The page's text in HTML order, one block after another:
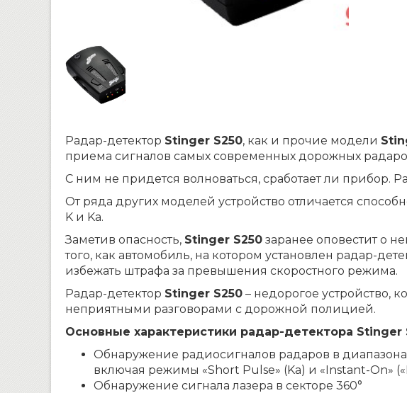
Радар-детектор Stinger S250, как и прочие модели
приема сигналов самых современных дорожных
С ним не придется волноваться, сработает ли прибор.
От ряда других моделей устройство отличается
K и Ka.
Заметив опасность, Stinger S250 заранее оповестит о
того, как автомобиль, на котором установлен радар-
избежать штрафа за превышения скоростного режима.
Радар-детектор Stinger S250 – недорогое устройство,
неприятными разговорами с дорожной полицией.
Основные характеристики радар-детектора Stinger
Обнаружение радиосигналов радаров в
включая режимы «Short Pulse» (Ka) и «Instant-On»
Обнаружение сигнала лазера в секторе 360°